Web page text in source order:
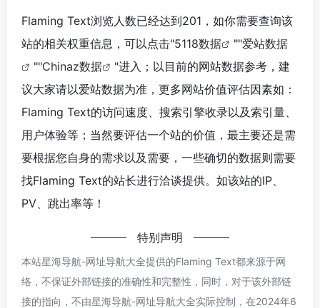
Flaming Text浏览人数已经达到201，如你需要查询该
站的相关权重信息，可以点击"5118数据 ""爱站数据
""Chinaz数据
"进入；以目前的网站数据参考，建
议大家请以爱站数据为准，更多网站价值评估因素如：
Flaming Text的访问速度、搜索引擎收录以及索引量、
用户体验等；当然要评估一个站的价值，最主要还是需
要根据您自身的需求以及需要，一些确切的数据则需要
找Flaming Text的站长进行洽谈提供。如该站的IP、
PV、跳出率等！
特别声明
本站星海导航-网址导航大全提供的Flaming Text都来源于网
络，不保证外部链接的准确性和完整性，同时，对于该外部链
接的指向，不由星海导航-网址导航大全实际控制，在2024年6